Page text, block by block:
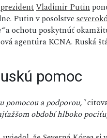
Vladimir Putin
Putin v posolstve
a ochotu poskytnúť
agentúra KCNA. Ruská
pomoc
pomocou a podporou,"
období hlboko